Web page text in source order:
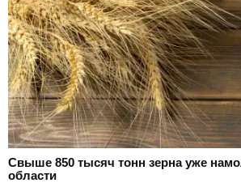
Свыше 850 тысяч тонн зерна уже
области